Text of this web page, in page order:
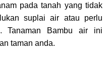
pada tanah yang tidak
suplai air atau perlu
Tanaman Bambu air ini
taman anda.